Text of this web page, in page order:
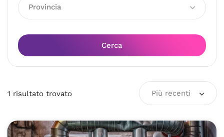
Provincia
Cerca
1 risultato trovato Più recenti